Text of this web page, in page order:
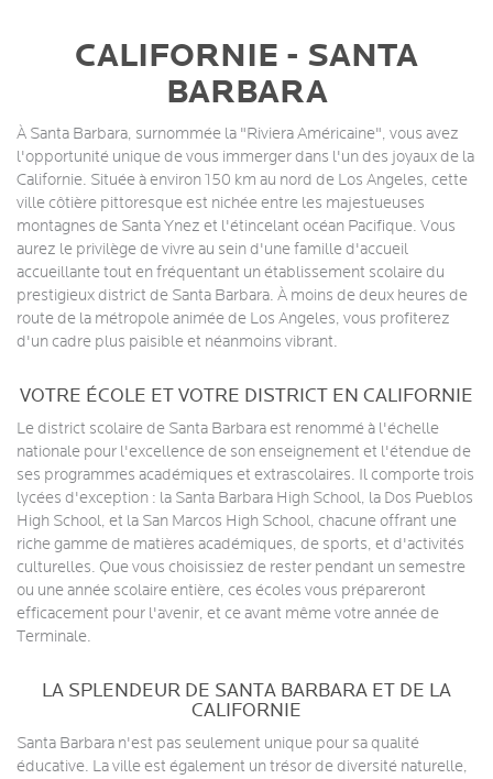
IRLANDE
ROYAUME-UNI
CALIFORNIE - SANTA
BARBARA
À Santa Barbara, surnommée la "Riviera Américaine", vous avez
l'opportunité unique de vous immerger dans l'un des joyaux de la
Californie. Située à environ 150 km au nord de Los Angeles, cette
ville côtière pittoresque est nichée entre les majestueuses
montagnes de Santa Ynez et l'étincelant océan Pacifique. Vous
aurez le privilège de vivre au sein d'une famille d'accueil
accueillante tout en fréquentant un établissement scolaire du
prestigieux district de Santa Barbara. À moins de deux heures de
route de la métropole animée de Los Angeles, vous profiterez
d'un cadre plus paisible et néanmoins vibrant.
VOTRE ÉCOLE ET VOTRE DISTRICT EN CALIFORNIE
Le district scolaire de Santa Barbara est renommé à l'échelle
nationale pour l'excellence de son enseignement et l'étendue de
ses programmes académiques et extrascolaires. Il comporte trois
lycées d'exception : la Santa Barbara High School, la Dos Pueblos
High School, et la San Marcos High School, chacune offrant une
riche gamme de matières académiques, de sports, et d'activités
culturelles. Que vous choisissiez de rester pendant un semestre
ou une année scolaire entière, ces écoles vous prépareront
efficacement pour l'avenir, et ce avant même votre année de
Terminale.
LA SPLENDEUR DE SANTA BARBARA ET DE LA
CALIFORNIE
Santa Barbara n'est pas seulement unique pour sa qualité
éducative. La ville est également un trésor de diversité naturelle,